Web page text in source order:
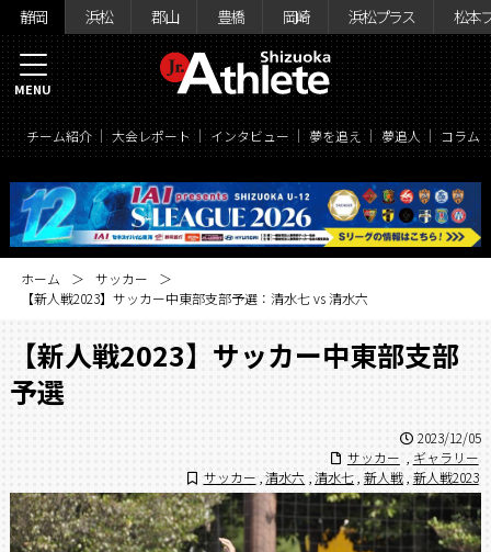
静岡 浜松 郡山 豊橋 岡崎 浜松プラス 松本
チーム紹介 大会レポート インタビュー 夢を追え 夢追人 コラム
MENU
ホーム
サッカー
【新人戦2023】サッカー中東部支部予選：清水七 vs 清水六
【新人戦2023】サッカー中東部支部
予選
2023/12/05
サッカー
ギャラリー
サッカー 清水六 清水七 新人戦 新人戦2023